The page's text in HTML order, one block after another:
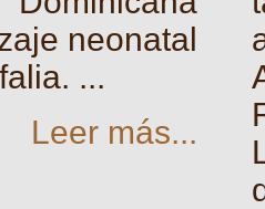
neonatal
...
Leer más...